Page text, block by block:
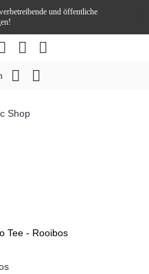
und öffentliche
Tee - Rooibos